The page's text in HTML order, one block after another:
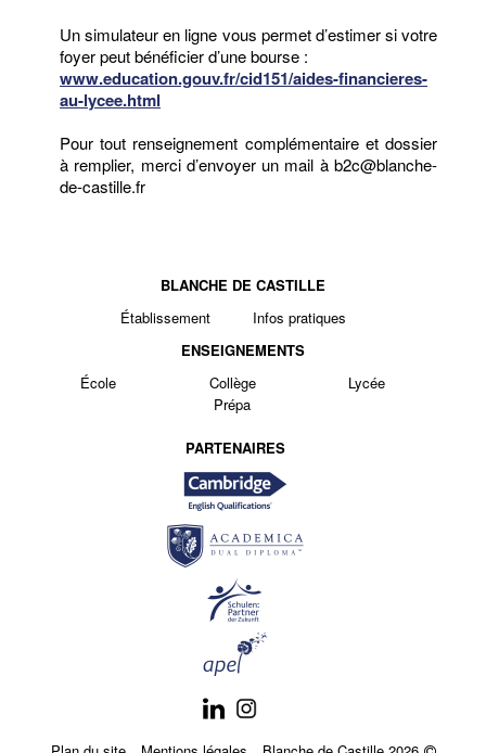
Un simulateur en ligne vous permet d’estimer si votre
foyer peut bénéficier d’une bourse :
www.education.gouv.fr/cid151/aides-financieres-
au-lycee.html
Pour tout renseignement complémentaire et dossier
à remplier, merci d’envoyer un mail à b2c@blanche-
de-castille.fr
BLANCHE DE CASTILLE
Établissement
Infos pratiques
ENSEIGNEMENTS
École
Collège
Lycée
Prépa
PARTENAIRES